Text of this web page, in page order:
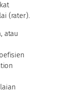
(rater).
atau